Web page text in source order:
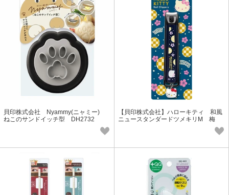
貝印株式会社 Nyammy(ニャミー)
ねこのサンドイッチ型 DH2732
【貝印株式会社】ハローキティ 和風
ニュースタンダードツメキリM 梅